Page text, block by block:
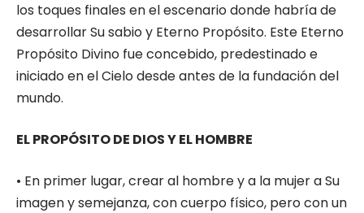
los toques finales en el escenario donde habría de
desarrollar Su sabio y Eterno Propósito. Este Eterno
Propósito Divino fue concebido, predestinado e
iniciado en el Cielo desde antes de la fundación del
mundo.
EL PROPÓSITO DE DIOS Y EL HOMBRE
• En primer lugar, crear al hombre y a la mujer a Su
imagen y semejanza, con cuerpo físico, pero con un